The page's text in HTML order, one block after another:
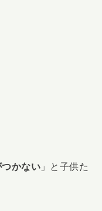
かない 」と子供た